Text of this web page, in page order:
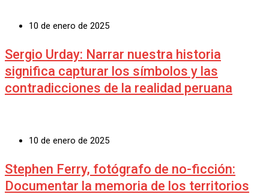
10 de enero de 2025
Sergio Urday: Narrar nuestra historia
significa capturar los símbolos y las
contradicciones de la realidad peruana
10 de enero de 2025
Stephen Ferry, fotógrafo de no-ficción:
Documentar la memoria de los territorios